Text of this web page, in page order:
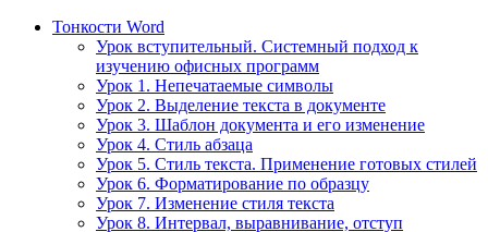
Тонкости Word
Урок вступительный. Системный подход к
изучению офисных программ
Урок 1. Непечатаемые символы
Урок 2. Выделение текста в документе
Урок 3. Шаблон документа и его изменение
Урок 4. Стиль абзаца
Урок 5. Стиль текста. Применение готовых стилей
Урок 6. Форматирование по образцу
Урок 7. Изменение стиля текста
Урок 8. Интервал, выравнивание, отступ